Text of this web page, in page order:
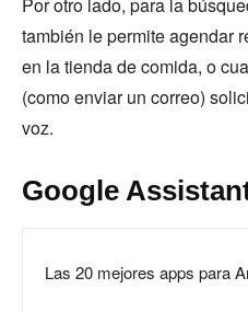
también le permite agendar
en la tienda de comida, o
(como enviar un correo)
voz.
Google
Las 20 mejores apps para